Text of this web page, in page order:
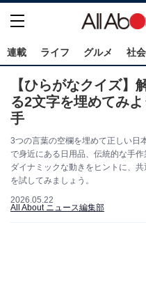
連載 ライフ グルメ 社会
【ひらがなクイズ】
る2文字を埋めてみ
手
3つの言葉の空欄を埋めて正しい日
で身近にある日用品、伝統的な手
ダイナミックな動きをヒントに、
を試してみましょう。
2026.05.22
All About ニュース編集部